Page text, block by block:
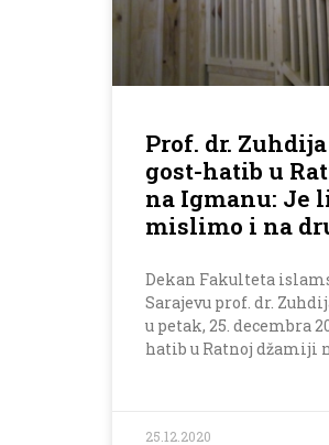
Prof. dr.
gost-hatib u
na Igmanu: Je
mislimo i na
Dekan Fakulteta
Sarajevu prof. dr.
u petak, 25. decembra
hatib u Ratnoj džamiji
25.12.2020